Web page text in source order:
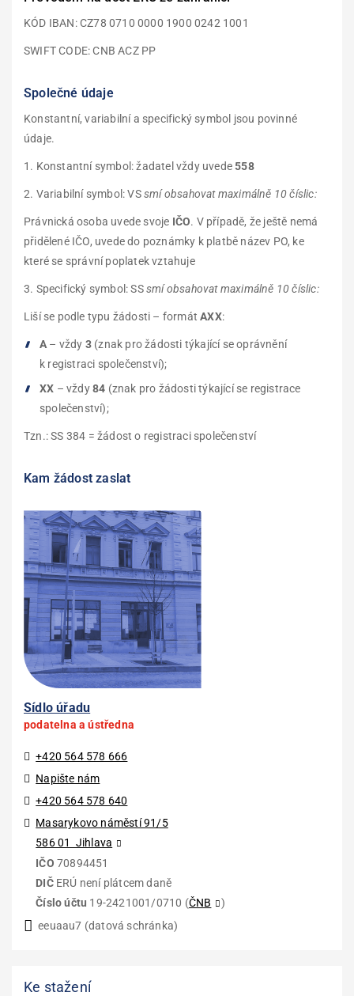
KÓD IBAN: CZ78 0710 0000 1900 0242 1001
SWIFT CODE: CNB ACZ PP
Společné údaje
Konstantní, variabilní a specifický symbol jsou povinné
údaje.
1. Konstantní symbol: žadatel vždy uvede558
2. Variabilní symbol: VSsmí obsahovat maximálně 10 číslic:
Právnická osoba uvede svoje IČO. V případě, že ještě nemá
přidělené IČO, uvede do poznámky k platbě název PO, ke
které se správní poplatek vztahuje
3. Specifický symbol: SSsmí obsahovat maximálně 10 číslic:
Liší se podle typu žádosti – formátAXX:
A – vždy 3 (znak pro žádosti týkající se oprávnění
k registraci společenství);
XX – vždy84 (znak pro žádosti týkající se registrace
společenství);
Tzn.: SS 384 = žádost o registraci společenství
Kam žádost zaslat
Sídlo úřadu
podatelna a ústředna
+420 564 578 666
Napište nám
+420 564 578 640
Masarykovo náměstí 91/5
586 01 Jihlava
IČO70894451
DIČ ERÚ není plátcem daně
Číslo účtu 19-2421001/0710 (ČNB
)
eeuaau7 (datová schránka)
Ke stažení